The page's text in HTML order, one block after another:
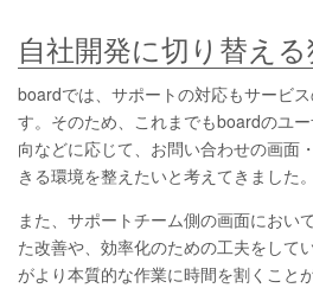
自社開発に切り替える
boardでは、サポートの対応もサービ
す。そのため、これまでもboardのユ
向などに応じて、お問い合わせの画面
きる環境を整えたいと考えてきました。
また、サポートチーム側の画面におい
た改善や、効率化のための工夫をして
がより本質的な作業に時間を割くこと